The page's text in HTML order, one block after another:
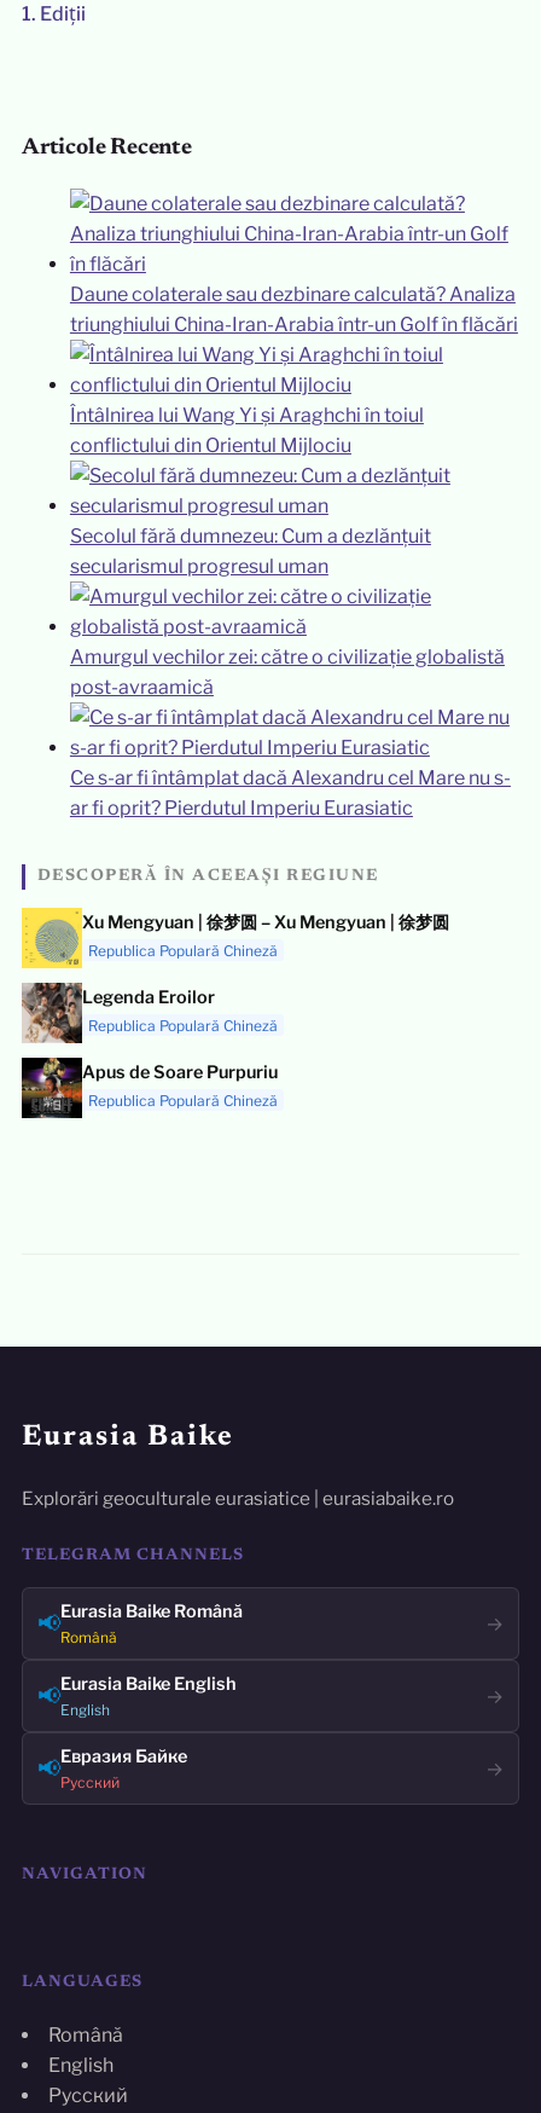
1. Ediții
Articole Recente
Daune colaterale sau dezbinare calculată? Analiza
triunghiului China-Iran-Arabia într-un Golf în flăcări
Întâlnirea lui Wang Yi și Araghchi în toiul
conflictului din Orientul Mijlociu
Secolul fără dumnezeu: Cum a dezlănțuit
secularismul progresul uman
Amurgul vechilor zei: către o civilizație globalistă
post-avraamică
Ce s-ar fi întâmplat dacă Alexandru cel Mare nu s-
ar fi oprit? Pierdutul Imperiu Eurasiatic
DESCOPERĂ ÎN ACEEAȘI REGIUNE
Xu Mengyuan | 徐梦圆 – Xu Mengyuan | 徐梦圆
Republica Populară Chineză
Legenda Eroilor
Republica Populară Chineză
Apus de Soare Purpuriu
Republica Populară Chineză
Eurasia Baike
Explorări geoculturale eurasiatice | eurasiabaike.ro
TELEGRAM CHANNELS
📢Eurasia Baike Română
Română
→
📢Eurasia Baike English
English
→
📢Евразия Байке
Русский
→
NAVIGATION
LANGUAGES
Română
English
Русский